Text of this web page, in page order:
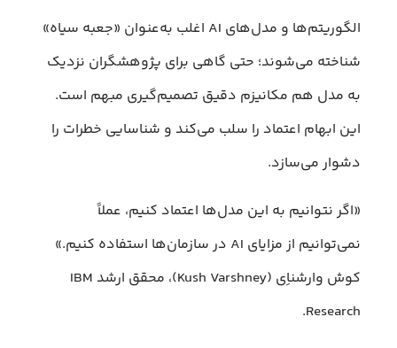
الگوریتم‌ها و مدل‌های AI اغلب به‌عنوان «جعبه سیاه»
شناخته می‌شوند؛ حتی گاهی برای پژوهشگران نزدیک
به مدل هم مکانیزم دقیق تصمیم‌گیری مبهم است.
این ابهام اعتماد را سلب می‌کند و شناسایی خطرات را
دشوار می‌سازد.
«اگر نتوانیم به این مدل‌ها اعتماد کنیم، عملاً
نمی‌توانیم از مزایای AI در سازمان‌ها استفاده کنیم.»
کوش وارشناِی (Kush Varshney)، محقق ارشد IBM
Research.